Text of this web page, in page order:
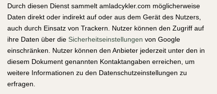
Durch diesen Dienst sammelt amladcykler.com möglicherweise
Daten direkt oder indirekt auf oder aus dem Gerät des Nutzers,
auch durch Einsatz von Trackern. Nutzer können den Zugriff auf
ihre Daten über die Sicherheitseinstellungen von Google
einschränken. Nutzer können den Anbieter jederzeit unter den in
diesem Dokument genannten Kontaktangaben erreichen, um
weitere Informationen zu den Datenschutzeinstellungen zu
erfragen.